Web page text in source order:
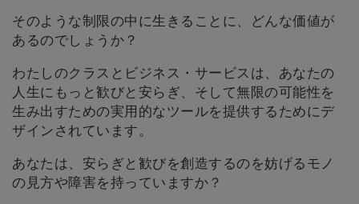
そのような制限の中に生きることに、どんな価値が
あるのでしょうか？
わたしのクラスとビジネス・サービスは、あなたの
人生にもっと歓びと安らぎ、そして無限の可能性を
生み出すための実用的なツールを提供するためにデ
ザインされています。
あなたは、安らぎと歓びを創造するのを妨げるモノ
の見方や障害を持っていますか？